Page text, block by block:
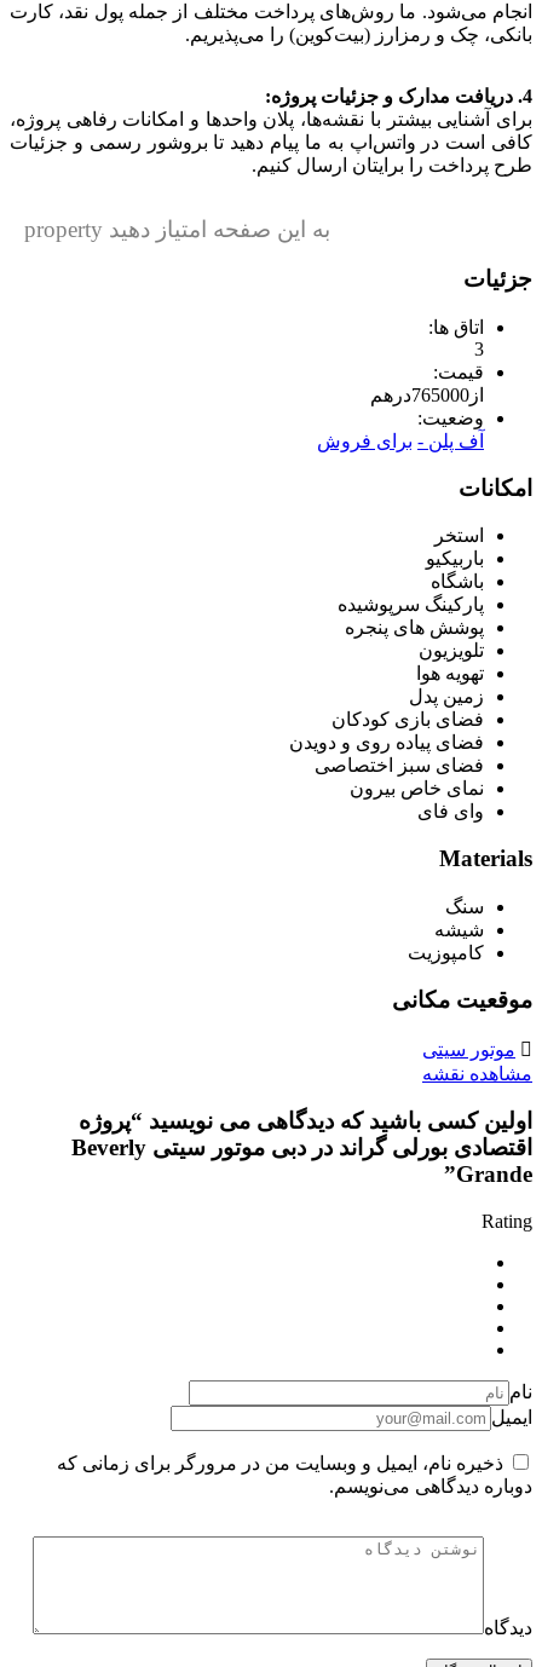
انجام می‌شود. ما روش‌های پرداخت مختلف از جمله پول نقد، کارت
بانکی، چک و رمزارز (بیت‌کوین) را می‌پذیریم.
4. دریافت مدارک و جزئیات پروژه:
برای آشنایی بیشتر با نقشه‌ها، پلان واحدها و امکانات رفاهی پروژه،
کافی است در واتس‌اپ به ما پیام دهید تا بروشور رسمی و جزئیات
طرح پرداخت را برایتان ارسال کنیم.
به این صفحه امتیاز دهید property
جزئیات
اتاق ها:
3
قیمت:
از 765000درهم
وضعیت:
آف پلن - برای فروش
امکانات
استخر
باربیکیو
باشگاه
پارکینگ سرپوشیده
پوشش های پنجره
تلویزیون
تهویه هوا
زمین پدل
فضای بازی کودکان
فضای پیاده روی و دویدن
فضای سبز اختصاصی
نمای خاص بیرون
وای فای
Materials
سنگ
شیشه
کامپوزیت
موقعیت مکانی
موتور سیتی
مشاهده نقشه
اولین کسی باشید که دیدگاهی می نویسید “پروژه
اقتصادی بورلی گراند در دبی موتور سیتی Beverly
Grande”
Rating
نام
ایمیل
ذخیره نام، ایمیل و وبسایت من در مرورگر برای زمانی که
دوباره دیدگاهی می‌نویسم.
دیدگاه